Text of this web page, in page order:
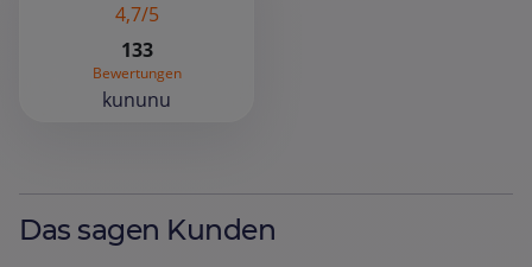
4,7/5
133
Bewertungen
kununu
Das sagen Kunden